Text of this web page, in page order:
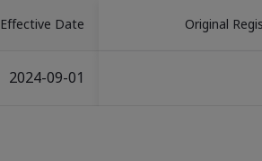
Original
Effective Date
2024-09-01